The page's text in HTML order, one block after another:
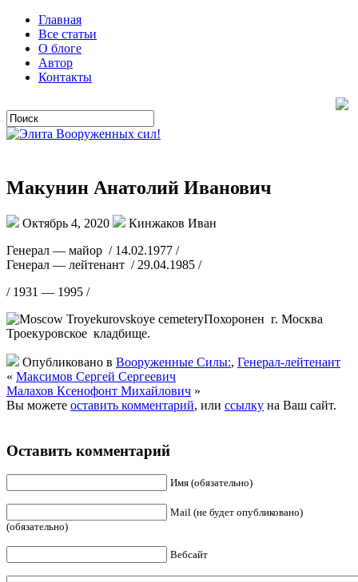
Главная
Все статьи
О блоге
Автор
Контакты
Макунин Анатолий Иванович
Октябрь 4, 2020
Кинжаков Иван
Генерал — майор / 14.02.1977 /
Генерал — лейтенант / 29.04.1985 /
/ 1931 — 1995 /
Похоронен г. Москва
Троекуровское кладбище.
Опубликовано в Вооруженные Силы:, Генерал-лейтенант
« Максимов Сергей Сергеевич
Малахов Ксенофонт Михайлович »
Вы можете оставить комментарий, или ссылку на Ваш сайт.
Оставить комментарий
Имя (обязательно)
Mail (не будет опубликовано)
(обязательно)
Вебсайт